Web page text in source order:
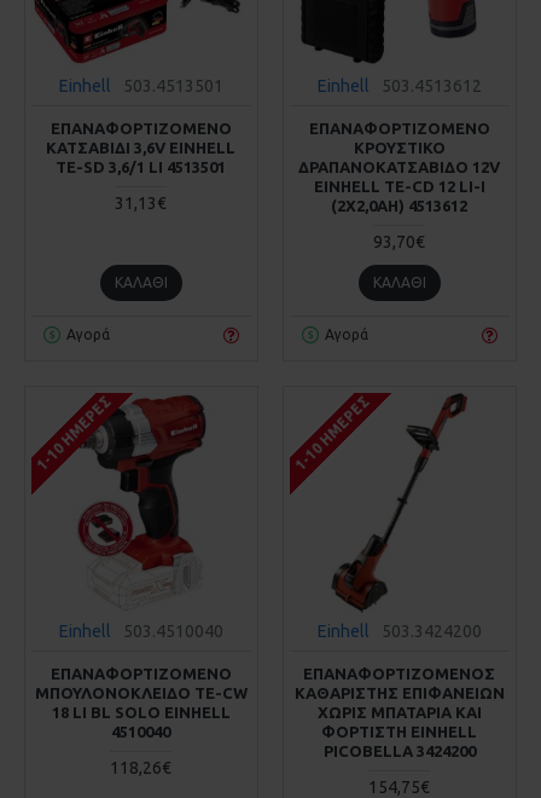
Einhell 503.4513501
ΕΠΑΝΑΦΟΡΤΙΖΟΜΕΝΟ
ΚΑΤΣΑΒΙΔΙ 3,6V EINHELL
TE-SD 3,6/1 LI 4513501
31,13€
ΚΑΛΆΘΙ
Αγορά
Einhell 503.4513612
ΕΠΑΝΑΦΟΡΤΙΖΟΜΕΝΟ
ΚΡΟΥΣΤΙΚΟ
ΔΡΑΠΑΝΟΚΑΤΣΑΒΙΔΟ 12V
EINHELL TE-CD 12 LI-I
(2X2,0AH) 4513612
93,70€
ΚΑΛΆΘΙ
Αγορά
1-10 ΗΜΈΡΕΣ
Einhell 503.4510040
ΕΠΑΝΑΦΟΡΤΙΖΟΜΕΝΟ
ΜΠΟΥΛΟΝΟΚΛΕΙΔΟ TE-CW
18 LI BL SOLO EINHELL
4510040
118,26€
1-10 ΗΜΈΡΕΣ
Einhell 503.3424200
ΕΠΑΝΑΦΟΡΤΙΖΟΜΕΝΟΣ
ΚΑΘΑΡΙΣΤΗΣ ΕΠΙΦΑΝΕΙΩΝ
ΧΩΡΙΣ ΜΠΑΤΑΡΙΑ ΚΑΙ
ΦΟΡΤΙΣΤΗ EINHELL
PICOBELLA 3424200
154,75€